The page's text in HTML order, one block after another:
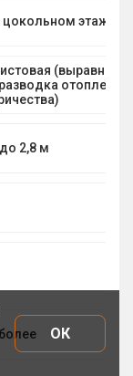
цокольном этаже
отопления
2,8 м
ОК